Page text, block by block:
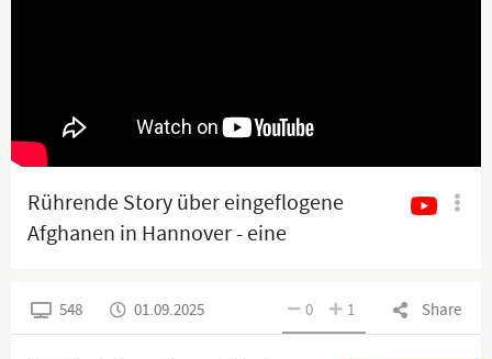
Rührende Story über eingeflogene
Afghanen in Hannover - eine
Share
0 1
548 01.09.2025